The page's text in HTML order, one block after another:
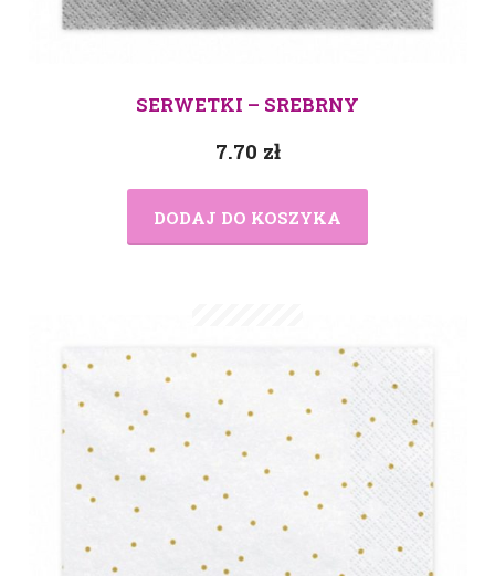
SERWETKI – SREBRNY
7.70 zł
DODAJ DO KOSZYKA